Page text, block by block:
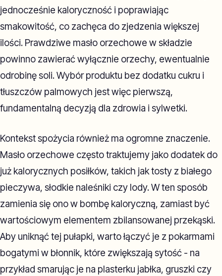
jednocześnie kaloryczność i poprawiając
smakowitość, co zachęca do zjedzenia większej
ilości. Prawdziwe masło orzechowe w składzie
powinno zawierać wyłącznie orzechy, ewentualnie
odrobinę soli. Wybór produktu bez dodatku cukru i
tłuszczów palmowych jest więc pierwszą,
fundamentalną decyzją dla zdrowia i sylwetki.
Kontekst spożycia również ma ogromne znaczenie.
Masło orzechowe często traktujemy jako dodatek do
już kalorycznych posiłków, takich jak tosty z białego
pieczywa, słodkie naleśniki czy lody. W ten sposób
zamienia się ono w bombę kaloryczną, zamiast być
wartościowym elementem zbilansowanej przekąski.
Aby uniknąć tej pułapki, warto łączyć je z pokarmami
bogatymi w błonnik, które zwiększają sytość - na
przykład smarując je na plasterku jabłka, gruszki czy